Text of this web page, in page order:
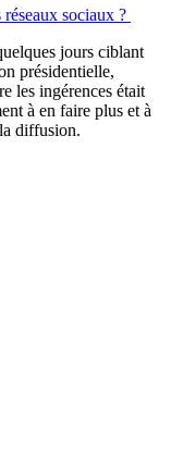
sociaux ?
jours ciblant
présidentielle,
les ingérences était
à en faire plus et à
diffusion.